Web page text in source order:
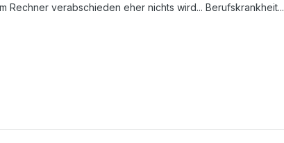
Rechner verabschieden eher nichts wird... Berufskrankheit...